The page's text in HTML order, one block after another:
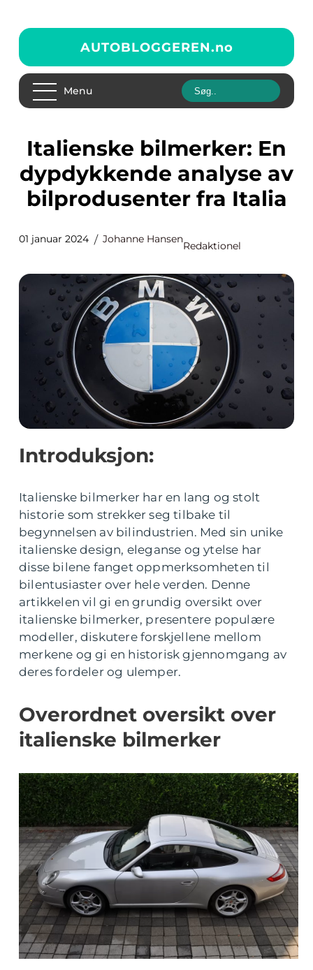
AUTOBLOGGEREN.no
Menu
Italienske bilmerker: En
dypdykkende analyse av
bilprodusenter fra Italia
01 januar 2024 Johanne Hansen
Redaktionel
Introduksjon:
Italienske bilmerker har en lang og stolt
historie som strekker seg tilbake til
begynnelsen av bilindustrien. Med sin unike
italienske design, eleganse og ytelse har
disse bilene fanget oppmerksomheten til
bilentusiaster over hele verden. Denne
artikkelen vil gi en grundig oversikt over
italienske bilmerker, presentere populære
modeller, diskutere forskjellene mellom
merkene og gi en historisk gjennomgang av
deres fordeler og ulemper.
Overordnet oversikt over
italienske bilmerker